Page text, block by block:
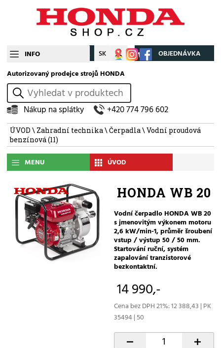
INFO CZ SK Můj účet OBJEDNÁVKA
Autorizovaný prodejce strojů HONDA
vyhledat
Nákup na splátky +420 774 796 602
ÚVOD \ Zahradní technika\Čerpadla\Vodní proudová
benzínová(11)
MENU ÚVOD
HONDA WB 20
Vodní čerpadlo HONDA WB 20
s jmenovitým výkonem motoru
2,6 kW/min-1, průměr šroubení
vstup / výstup 50 / 50 mm.
Startování ruční, systém
zapalování tranzistorové
bezkontaktní.
14 990,-
Cena bez DPH 21%: 12 388,43 | PK
35494 | 50
- +